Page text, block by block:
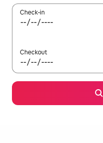
Check-in
Checkout